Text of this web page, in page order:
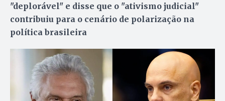
"deplorável" e disse que o "ativismo judicial"
contribuiu para o cenário de polarização na
política brasileira